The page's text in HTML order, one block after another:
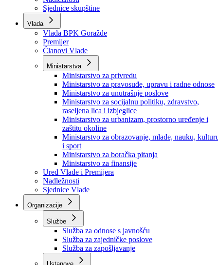
Skupštinski odbori i komisije
Stručna služba skupštine
Nadležnosti
Sjednice skupštine
Vlada
Vlada BPK Goražde
Premijer
Članovi Vlade
Ministarstva
Ministarstvo za privredu
Ministarstvo za pravosuđe, upravu i radne odnose
Ministarstvo za unutrašnje poslove
Ministarstvo za socijalnu politiku, zdravstvo,
raseljena lica i izbjeglice
Ministarstvo za urbanizam, prostorno uređenje i
zaštitu okoline
Ministarstvo za obrazovanje, mlade, nauku,
i sport
Ministarstvo za boračka pitanja
Ministarstvo za finansije
Ured Vlade i Premijera
Nadležnosti
Sjednice Vlade
Organizacije
Službe
Služba za odnose s javnošću